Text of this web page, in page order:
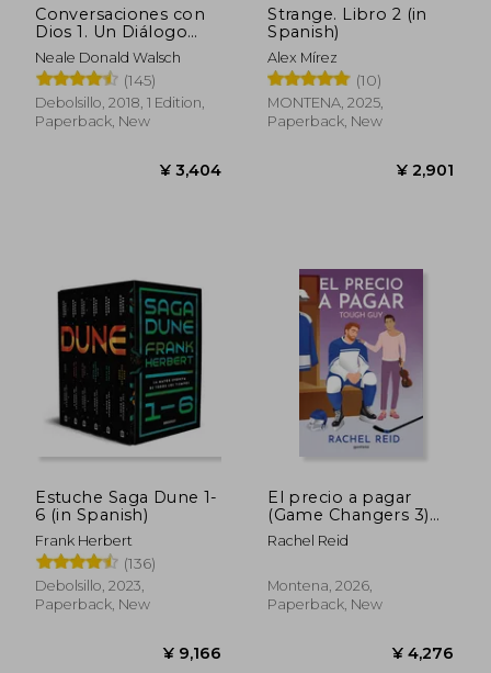
¥ 3,960
Conversaciones con
Dios 1. Un Diálogo
Singular (in Spanish)
Neale Donald Walsch
(145)
Debolsillo, 2018, 1 Edition,
Paperback, New
Strange. Libro 2 (in
Spanish)
Alex Mírez
(10)
MONTENA, 2025,
Paperback, New
Estuche Saga Dune 1-
6 (in Spanish)
Frank Herbert
(136)
Debolsillo, 2023,
Paperback, New
El precio a pagar
(Game Changers 3)
(in Spanish)
Rachel Reid
Montena, 2026,
Paperback, New